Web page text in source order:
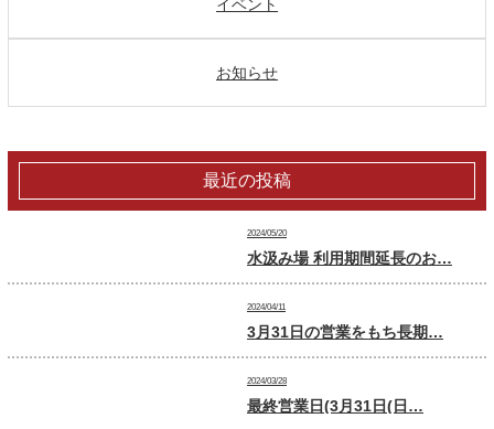
イベント
お知らせ
最近の投稿
2024/05/20
水汲み場 利用期間延長のお…
2024/04/11
3月31日の営業をもち長期…
2024/03/28
最終営業日(3月31日(日…